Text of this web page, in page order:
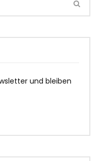
und bleiben